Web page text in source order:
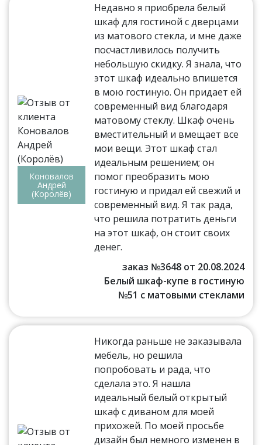
Коновалов
Андрей
(Королёв)
Недавно я приобрела белый
шкаф для гостиной с дверцами
из матового стекла, и мне даже
посчастливилось получить
небольшую скидку. Я знала, что
этот шкаф идеально впишется
в мою гостиную. Он придает ей
современный вид благодаря
матовому стеклу. Шкаф очень
вместительный и вмещает все
мои вещи. Этот шкаф стал
идеальным решением; он
помог преобразить мою
гостиную и придал ей свежий и
современный вид. Я так рада,
что решила потратить деньги
на этот шкаф, он стоит своих
денег.
заказ №3648 от 20.08.2024
Белый шкаф-купе в гостиную
№51 с матовыми стеклами
Никогда раньше не заказывала
мебель, но решила
попробовать и рада, что
сделала это. Я нашла
идеальный белый открытый
шкаф с диваном для моей
прихожей. По моей просьбе
дизайн был немного изменен в